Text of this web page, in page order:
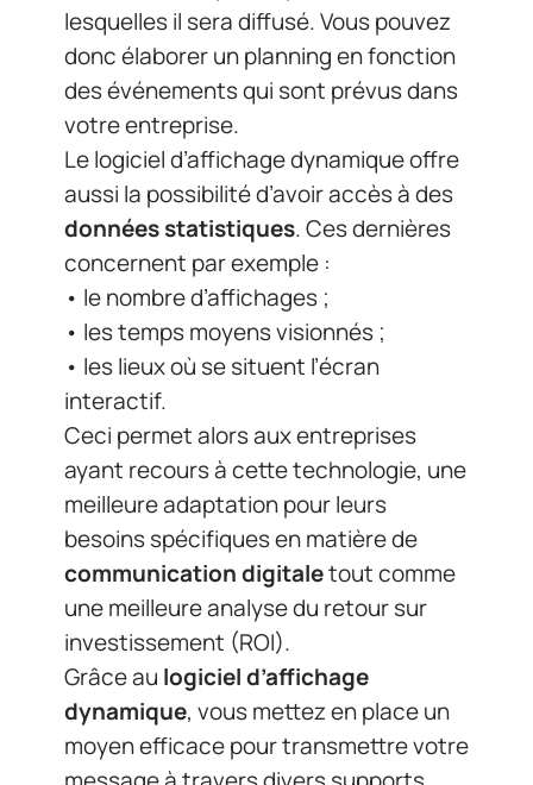
• le nombre d’affichages ;
• les temps moyens visionnés ;
• les lieux où se situent l’écran
interactif.
Ceci permet alors aux entreprises
ayant recours à cette technologie, une
meilleure adaptation pour leurs
besoins spécifiques en matière de
communication digitale tout comme
une meilleure analyse du retour sur
investissement (ROI).
Grâce aulogiciel d’affichage
dynamique, vous mettez en place un
moyen efficace pour transmettre votre
message à travers divers supports
digitaux et ce avec simplicité et
précision.
Comment choisir le meilleur
logiciel d’affichage dynamique
pour votre entreprise
Le choix du meilleurlogiciel